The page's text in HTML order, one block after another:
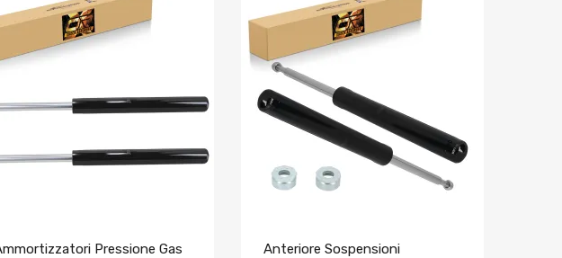
Pressione Gas
Anteriore Sospensioni